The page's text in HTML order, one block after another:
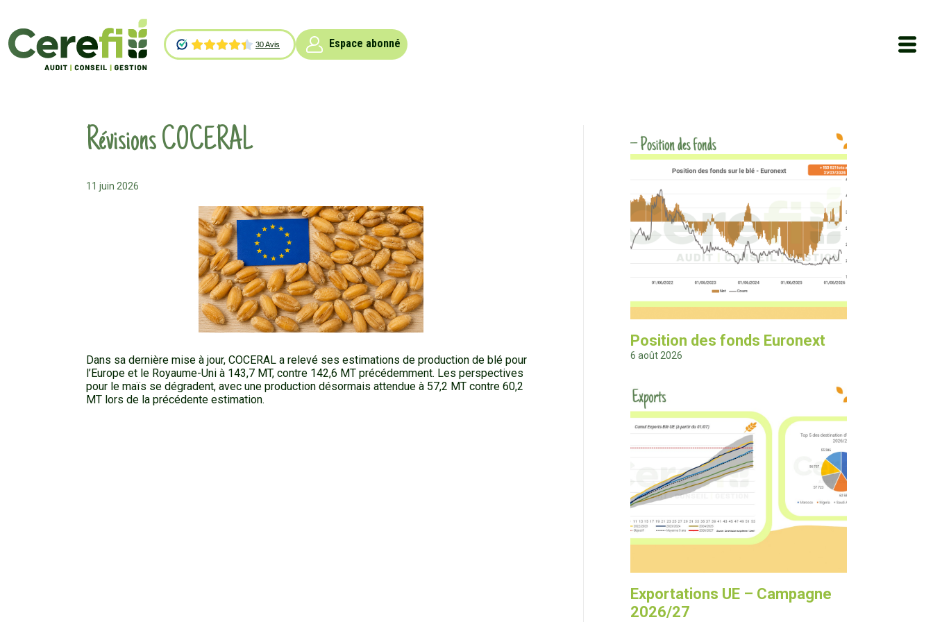
Espace abonné
Révisions COCERAL
11 juin 2026
Dans sa dernière mise à jour, COCERAL a relevé ses estimations de production de blé pour
l’Europe et le Royaume-Uni à 143,7 MT, contre 142,6 MT précédemment. Les perspectives
pour le maïs se dégradent, avec une production désormais attendue à 57,2 MT contre 60,2
MT lors de la précédente estimation.
Position des fonds Euronext
6 août 2026
Exportations UE – Campagne
2026/27